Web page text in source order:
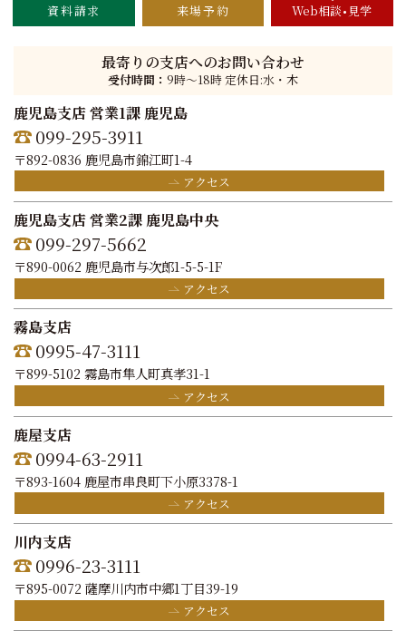
資料請求 来場予約 Web相談 見学
最寄りの支店へのお問い合わせ
受付時間： 9時〜18時 定休日:水・木
鹿児島支店 営業1課 鹿児島
099-295-3911
〒892-0836 鹿児島市錦江町1-4
アクセス
鹿児島支店 営業2課 鹿児島中央
099-297-5662
〒890-0062 鹿児島市与次郎1-5-5-1F
アクセス
霧島支店
0995-47-3111
〒899-5102 霧島市隼人町真孝31-1
アクセス
鹿屋支店
0994-63-2911
〒893-1604 鹿屋市串良町下小原3378-1
アクセス
川内支店
0996-23-3111
〒895-0072 薩摩川内市中郷1丁目39-19
アクセス